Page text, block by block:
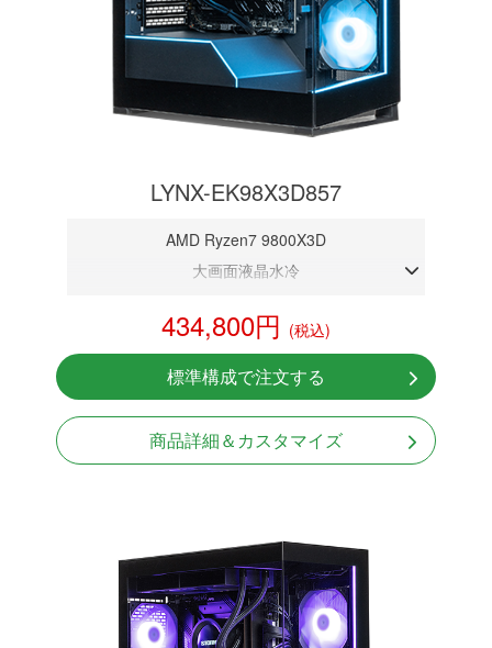
LYNX-EK98X3D857
AMD Ryzen7 9800X3D
大画面液晶水冷
RTX 5070 12GB
NVMeSSD 1TB
無線LAN Bluetooth対応
Windows11 Home 64bit
434,800円 (税込)
標準構成で注文する
商品詳細＆カスタマイズ